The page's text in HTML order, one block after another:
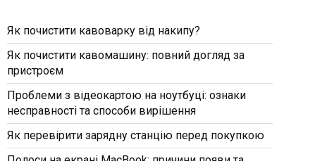
Як почистити кавоварку від накипу?
Як почистити кавомашину: повний догляд за
пристроєм
Проблеми з відеокартою на ноутбуці: ознаки
несправності та способи вирішення
Як перевірити зарядну станцію перед покупкою